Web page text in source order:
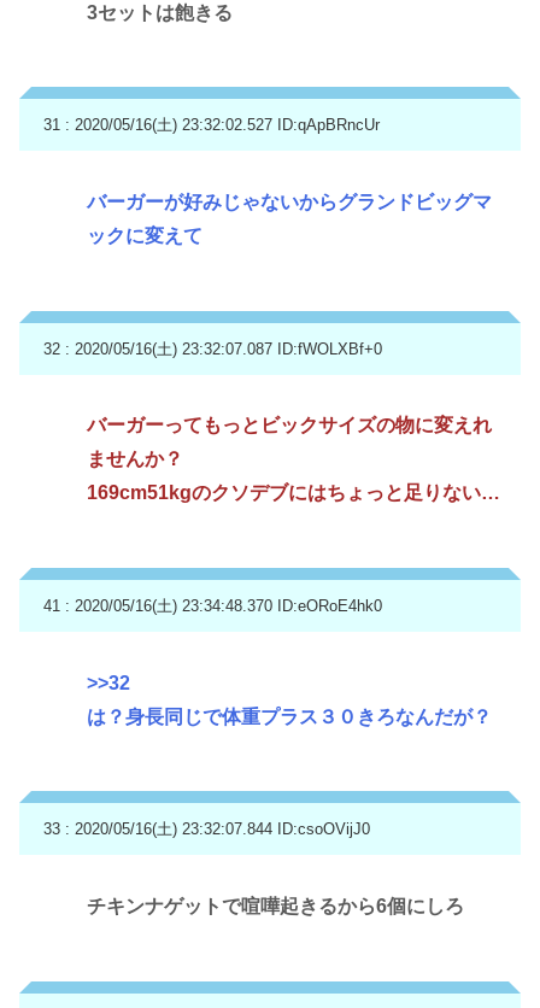
3セットは飽きる
31 : 2020/05/16(土) 23:32:02.527 ID:qApBRncUr
バーガーが好みじゃないからグランドビッグマ
ックに変えて
32 : 2020/05/16(土) 23:32:07.087 ID:fWOLXBf+0
バーガーってもっとビックサイズの物に変えれ
ませんか？
169cm51kgのクソデブにはちょっと足りない…
41 : 2020/05/16(土) 23:34:48.370 ID:eORoE4hk0
>>32
は？身長同じで体重プラス３０きろなんだが？
33 : 2020/05/16(土) 23:32:07.844 ID:csoOVijJ0
チキンナゲットで喧嘩起きるから6個にしろ